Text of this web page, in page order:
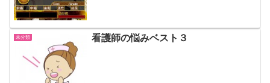
未分類 看護師の悩みベスト３